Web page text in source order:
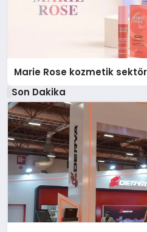
Marie Rose kozmetik
Son Dakika